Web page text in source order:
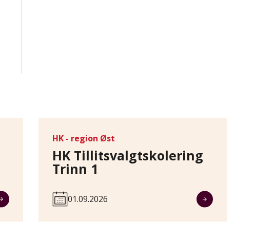
HK - region Øst
HK Tillitsvalgtskolering
Trinn 1
01.09.2026